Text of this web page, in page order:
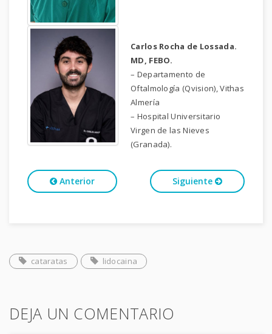
Carlos Rocha de Lossada.
MD, FEBO.
– Departamento de
Oftalmología (Qvision), Vithas
Almería
– Hospital Universitario
Virgen de las Nieves
(Granada).
Anterior Siguiente
cataratas lidocaina
DEJA UN COMENTARIO